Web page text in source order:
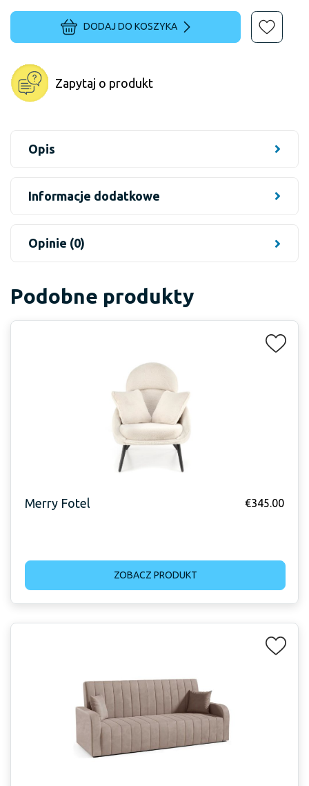
DODAJ DO KOSZYKA
Zapytaj o produkt
Opis
Informacje dodatkowe
Opinie (0)
Podobne produkty
Merry Fotel €345.00
ZOBACZ PRODUKT